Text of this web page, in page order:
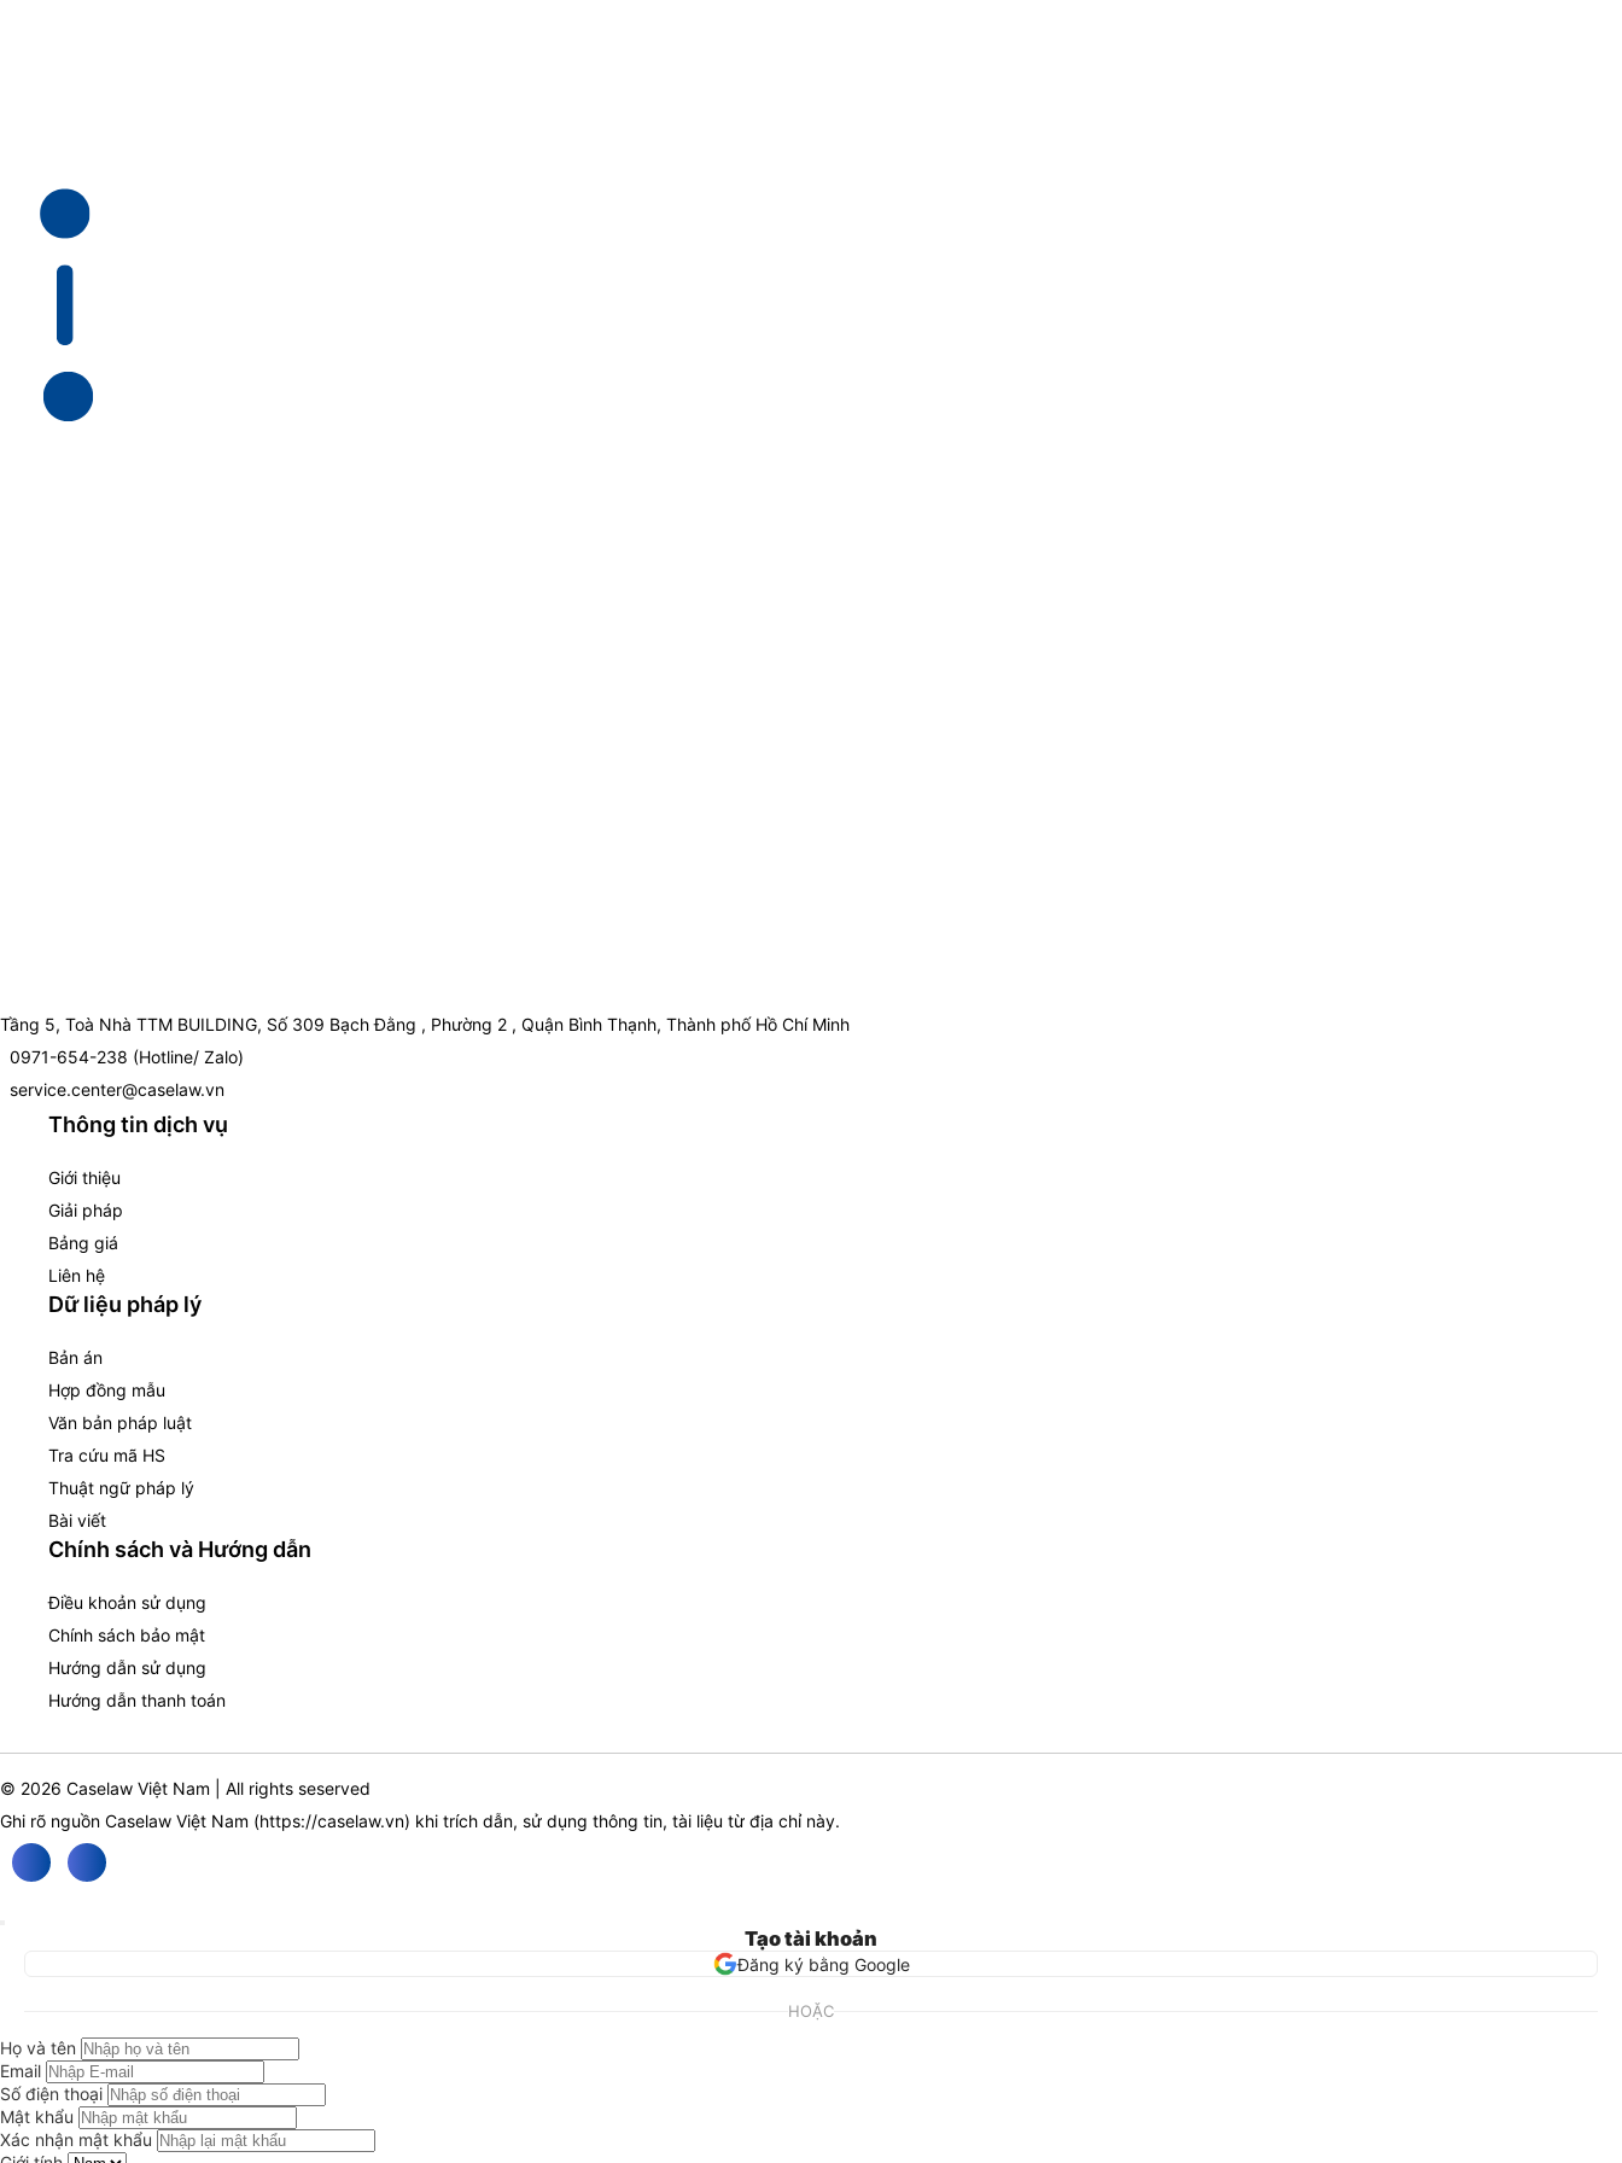
Tầng 5, Toà Nhà TTM BUILDING, Số 309 Bạch Đằng , Phường 2 , Quận Bình Thạnh, Thành phố Hồ Chí Minh
0971-654-238 (Hotline/ Zalo)
service.center@caselaw.vn
Thông tin dịch vụ
Giới thiệu
Giải pháp
Bảng giá
Liên hệ
Dữ liệu pháp lý
Bản án
Hợp đồng mẫu
Văn bản pháp luật
Tra cứu mã HS
Thuật ngữ pháp lý
Bài viết
Chính sách và Hướng dẫn
Điều khoản sử dụng
Chính sách bảo mật
Hướng dẫn sử dụng
Hướng dẫn thanh toán
© 2026 Caselaw Việt Nam | All rights seserved
Ghi rõ nguồn Caselaw Việt Nam (https://caselaw.vn) khi trích dẫn, sử dụng thông tin, tài liệu từ địa chỉ này.
Tạo tài khoản
Đăng ký bằng Google
HOẶC
Họ và tên
Email
Số điện thoại
Mật khẩu
Xác nhận mật khẩu